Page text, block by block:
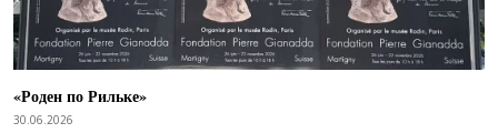
«Роден по Рильке»
30.06.2026